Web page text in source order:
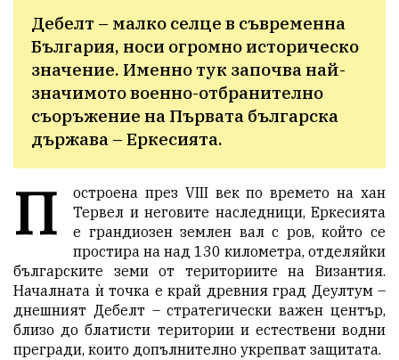
Дебелт – малко селце в съвременна
България, носи огромно историческо
значение. Именно тук започва най-
значимото военно-отбранително
съоръжение на Първата българска
държава – Еркесията.
П
остроена през VIII век по времето на хан
Тервел и неговите наследници, Еркесията
е грандиозен землен вал с ров, който се
простира на над 130 километра, отделяйки
българските земи от териториите на Византия.
Началната ѝ точка е край древния град Деултум –
днешният Дебелт – стратегически важен център,
близо до блатисти територии и естествени водни
прегради, които допълнително укрепват защитата.